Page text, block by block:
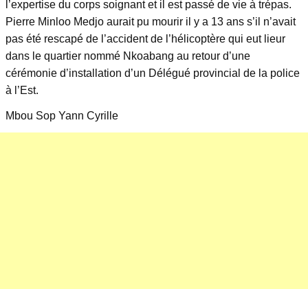
l’expertise du corps soignant et il est passé de vie à trépas.
Pierre Minloo Medjo aurait pu mourir il y a 13 ans s’il n’avait
pas été rescapé de l’accident de l’hélicoptère qui eut lieur
dans le quartier nommé Nkoabang au retour d’une
cérémonie d’installation d’un Délégué provincial de la police
à l’Est.
Mbou Sop Yann Cyrille